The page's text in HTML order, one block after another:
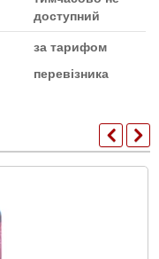
доступний
за тарифом
перевізника